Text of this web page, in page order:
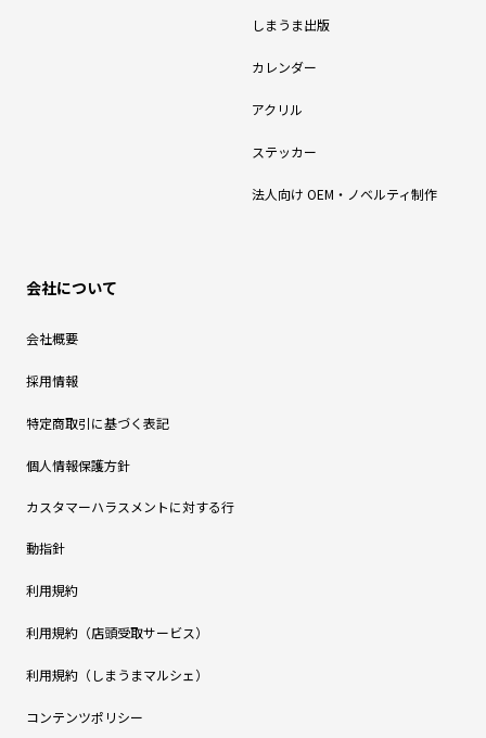
しまうま出版
カレンダー
アクリル
ステッカー
法人向け OEM・ノベルティ制作
会社について
会社概要
採用情報
特定商取引に基づく表記
個人情報保護方針
カスタマーハラスメントに対する行
動指針
利用規約
利用規約（店頭受取サービス）
利用規約（しまうまマルシェ）
コンテンツポリシー